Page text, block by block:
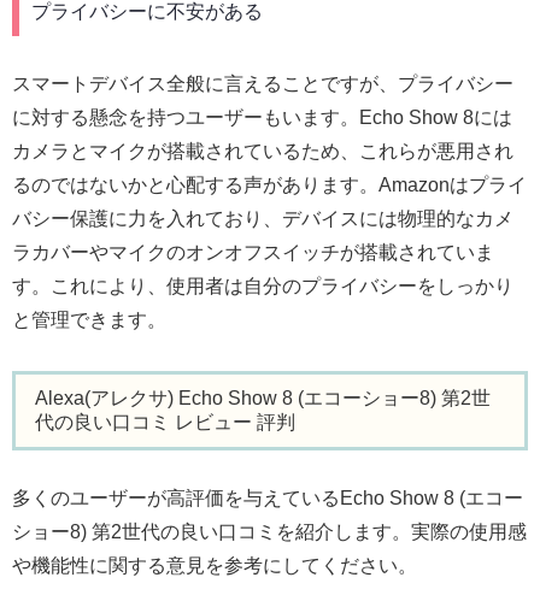
プライバシーに不安がある
スマートデバイス全般に言えることですが、プライバシー
に対する懸念を持つユーザーもいます。Echo Show 8には
カメラとマイクが搭載されているため、これらが悪用され
るのではないかと心配する声があります。Amazonはプライ
バシー保護に力を入れており、デバイスには物理的なカメ
ラカバーやマイクのオンオフスイッチが搭載されていま
す。これにより、使用者は自分のプライバシーをしっかり
と管理できます。
Alexa(アレクサ) Echo Show 8 (エコーショー8) 第2世
代の良い口コミ レビュー 評判
多くのユーザーが高評価を与えているEcho Show 8 (エコー
ショー8) 第2世代の良い口コミを紹介します。実際の使用感
や機能性に関する意見を参考にしてください。